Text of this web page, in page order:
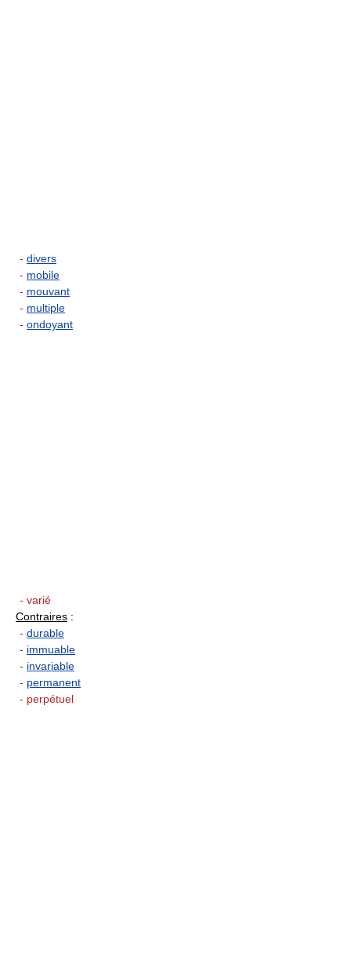
- divers
- mobile
- mouvant
- multiple
- ondoyant
- varié
Contraires :
- durable
- immuable
- invariable
- permanent
- perpétuel